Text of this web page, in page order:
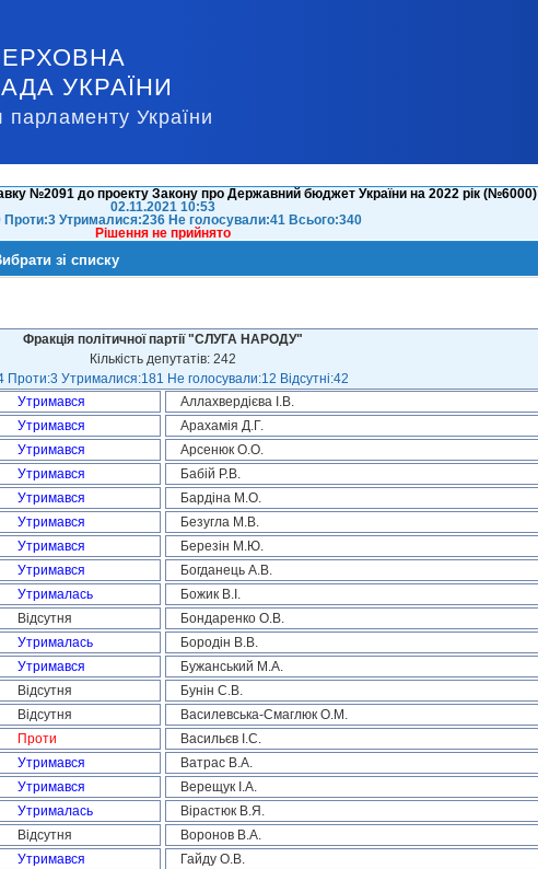
УКРАЇНИ
України
№2091 до проекту Закону про Державний бюджет України на 2022 рік (№6000)
02.11.2021 10:53
Проти:3 Утрималися:236 Не голосували:41 Всього:340
Рішення не прийнято
зі списку
Фракція політичної партії "СЛУГА НАРОДУ"
Кількість депутатів: 242
Проти:3 Утрималися:181 Не голосували:12 Відсутні:42
Утримався Аллахвердієва І.В.
Утримався Арахамія Д.Г.
Утримався Арсенюк О.О.
Утримався Бабій Р.В.
Утримався Бардіна М.О.
Утримався Безугла М.В.
Утримався Березін М.Ю.
Утримався Богданець А.В.
Утрималась Божик В.І.
Відсутня Бондаренко О.В.
Утрималась Бородін В.В.
Утримався Бужанський М.А.
Відсутня Бунін С.В.
Відсутня Василевська-Смаглюк О.М.
Проти Васильєв І.С.
Утримався Ватрас В.А.
Утримався Верещук І.А.
Утрималась Вірастюк В.Я.
Відсутня Воронов В.А.
Утримався Гайду О.В.